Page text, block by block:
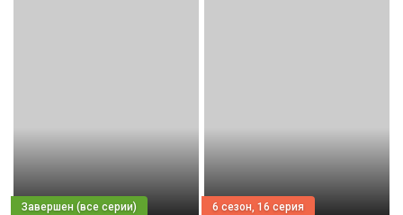
6 сезон, 16 серия